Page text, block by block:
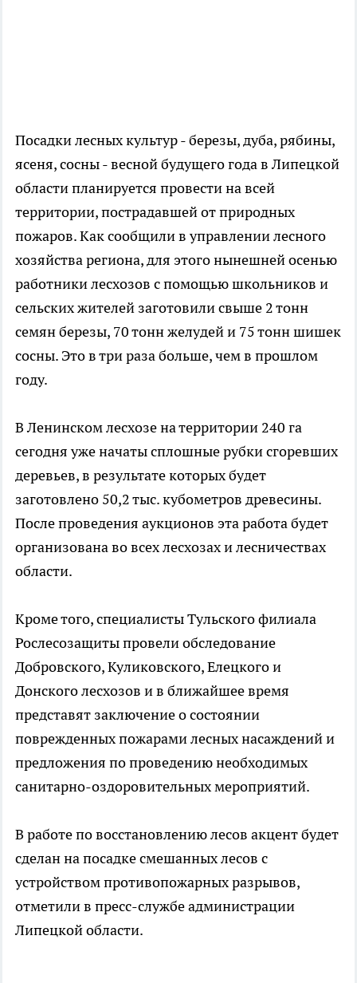
Посадки лесных культур - березы, дуба, рябины,
ясеня, сосны - весной будущего года в Липецкой
области планируется провести на всей
территории, пострадавшей от природных
пожаров. Как сообщили в управлении лесного
хозяйства региона, для этого нынешней осенью
работники лесхозов с помощью школьников и
сельских жителей заготовили свыше 2 тонн
семян березы, 70 тонн желудей и 75 тонн шишек
сосны. Это в три раза больше, чем в прошлом
году.
В Ленинском лесхозе на территории 240 га
сегодня уже начаты сплошные рубки сгоревших
деревьев, в результате которых будет
заготовлено 50,2 тыс. кубометров древесины.
После проведения аукционов эта работа будет
организована во всех лесхозах и лесничествах
области.
Кроме того, специалисты Тульского филиала
Рослесозащиты провели обследование
Добровского, Куликовского, Елецкого и
Донского лесхозов и в ближайшее время
представят заключение о состоянии
поврежденных пожарами лесных насаждений и
предложения по проведению необходимых
санитарно-оздоровительных мероприятий.
В работе по восстановлению лесов акцент будет
сделан на посадке смешанных лесов с
устройством противопожарных разрывов,
отметили в пресс-службе администрации
Липецкой области.